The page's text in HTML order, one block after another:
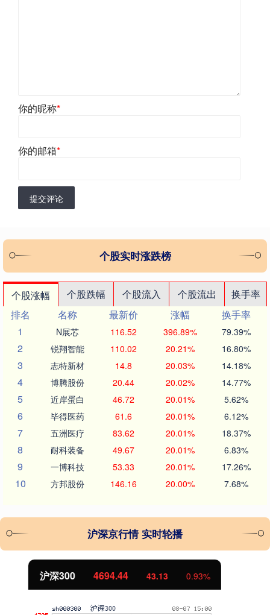
你的昵称*
你的邮箱*
提交评论
个股实时涨跌榜
个股涨幅 个股跌幅 个股流入 个股流出
换手率
排名
名称 最新价 涨幅
换手率
1
N展芯 116.52 396.89% 79.39%
2 锐翔智能 110.02 20.21% 16.80%
3 志特新材 14.8 20.03% 14.18%
4 博腾股份 20.44 20.02% 14.77%
5 近岸蛋白 46.72 20.01% 5.62%
6 毕得医药 61.6 20.01% 6.12%
7 五洲医疗 83.62 20.01% 18.37%
8 耐科装备 49.67 20.01% 6.83%
9 一博科技 53.33 20.01% 17.26%
10 方邦股份 146.16 20.00% 7.68%
沪深京行情 实时轮播
北证50 1134.24 11.37 1.01%